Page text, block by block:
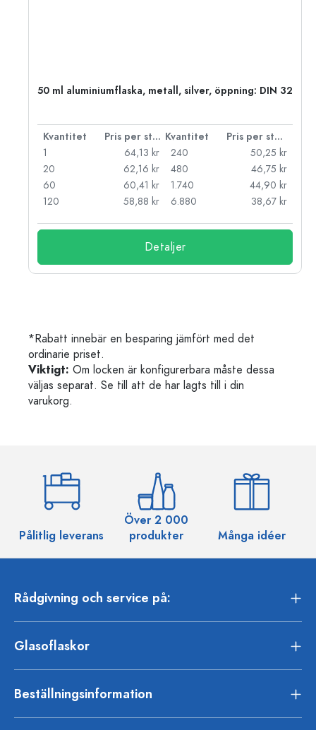
50 ml aluminiumflaska, metall, silver, öppning: DIN 32
Kvantitet Pris per styck Kvantitet
Pris per styck
1
64,13 kr
20
62,16 kr
60
60,41 kr
120
58,88 kr
240
50,25 kr
480
46,75 kr
1.740
44,90 kr
6.880
38,67 kr
Detaljer
*Rabatt innebär en besparing jämfört med det
ordinarie priset.
Viktigt: Om locken är konfigurerbara måste dessa
väljas separat. Se till att de har lagts till i din
varukorg.
Pålitlig leverans
Över 2 000
produkter
Många idéer
Rådgivning och service på:
Glasoflaskor
Beställningsinformation